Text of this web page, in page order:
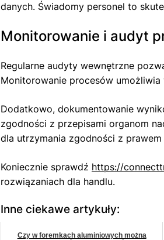
danych. Świadomy personel to
Monitorowanie i audyt
Regularne audyty wewnętrzne
Monitorowanie procesów
Dodatkowo, dokumentowanie
zgodności z przepisami organom
dla utrzymania zgodności z
Koniecznie sprawdź https://
rozwiązaniach dla handlu.
Inne ciekawe artykuły:
Czy w foremkach aluminiowych można